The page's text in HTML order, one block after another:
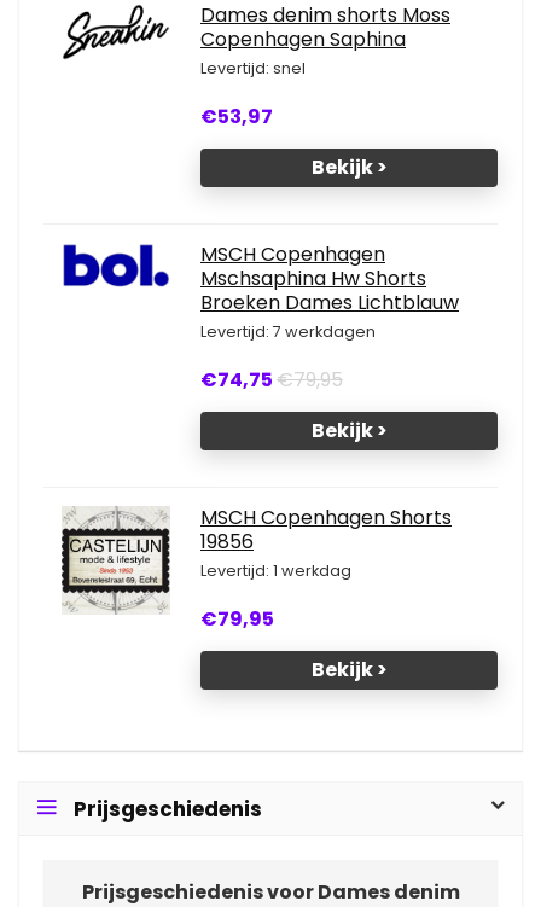
Dames denim shorts Moss
Copenhagen Saphina
Levertijd: snel
€53,97
Bekijk >
MSCH Copenhagen
Mschsaphina Hw Shorts
Broeken Dames Lichtblauw
Levertijd: 7 werkdagen
€74,75€79,95
Bekijk >
MSCH Copenhagen Shorts
19856
Levertijd: 1 werkdag
€79,95
Bekijk >
Prijsgeschiedenis
Prijsgeschiedenis voor Dames denim